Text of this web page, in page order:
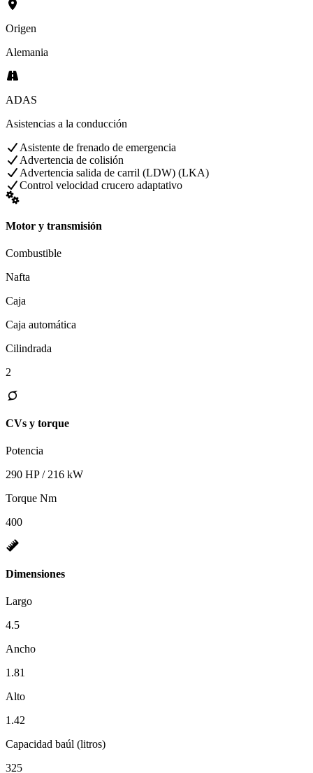
Origen
Alemania
ADAS
Asistencias a la conducción
Asistente de frenado de emergencia
Advertencia de colisión
Advertencia salida de carril (LDW) (LKA)
Control velocidad crucero adaptativo
Motor y transmisión
Combustible
Nafta
Caja
Caja automática
Cilindrada
2
CVs y torque
Potencia
290 HP / 216 kW
Torque Nm
400
Dimensiones
Largo
4.5
Ancho
1.81
Alto
1.42
Capacidad baúl (litros)
325